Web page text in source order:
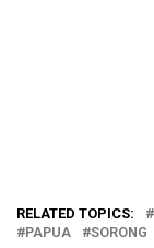
RELATED TOPICS:
PAPUA
SORONG